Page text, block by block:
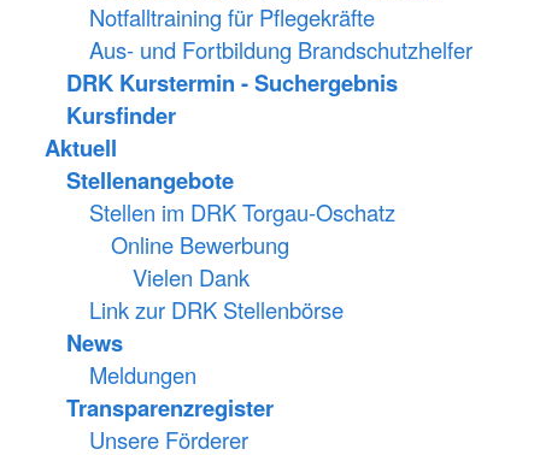
Notfalltraining für Pflegekräfte
Aus- und Fortbildung Brandschutzhelfer
DRK Kurstermin - Suchergebnis
Kursfinder
Aktuell
Stellenangebote
Stellen im DRK Torgau-Oschatz
Online Bewerbung
Vielen Dank
Link zur DRK Stellenbörse
News
Meldungen
Transparenzregister
Unsere Förderer